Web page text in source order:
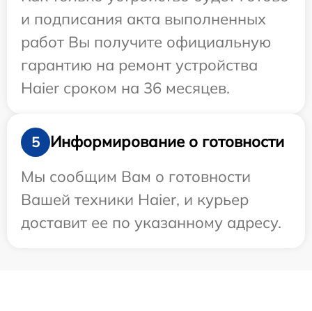
и подписания акта выполненных
работ Вы получите официальную
гарантию на ремонт устройства
Haier сроком на 36 месяцев.
5
Информирование о готовности
Мы сообщим Вам о готовности
Вашей техники Haier, и курьер
доставит ее по указанному адресу.